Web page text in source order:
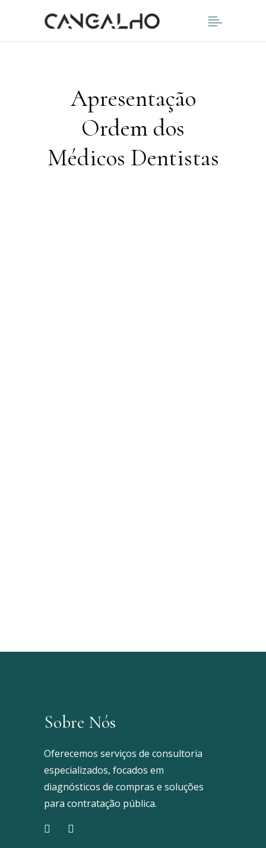
Apresentação
Ordem dos
Médicos Dentistas
Sobre Nós
Oferecemos serviços de consultoria
especializados, focados em
diagnósticos de compras e soluções
para contratação pública.